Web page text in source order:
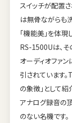
スイッチが配置
は無骨ながらも
「機能美」を体現
RS-1500Uは、
オーディオファ
引されています
の象徴」として
アナログ録音の
のない名機です。